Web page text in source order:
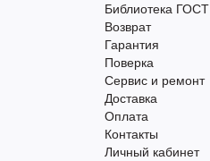
Библиотека ГОСТ
Возврат
Гарантия
Поверка
Сервис и ремонт
Доставка
Оплата
Контакты
Личный кабинет